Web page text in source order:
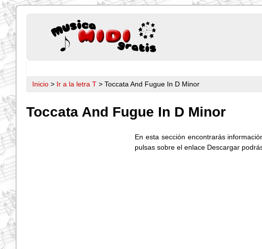
Inicio > Ir a la letra T > Toccata And Fugue In D Minor
Toccata And Fugue In D Minor
En esta sección encontrarás
pulsas sobre el enlace Descargar